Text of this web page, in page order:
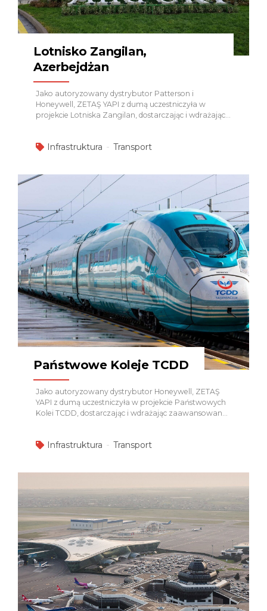
gaśniczym....
Infrastruktura Transport
Lotnisko Zangilan,
Azerbejdżan
Jako autoryzowany dystrybutor Patterson i
Honeywell, ZETAŞ YAPI z dumą uczestniczyła w
projekcie Lotniska Zangilan, dostarczając i wdrażając
międzynarodowymi standardami. W ramach tego
Pomp Pożarowych – Patterson Zapewniono
niezawodne i wysokowydajne zasilanie wodne dla
systemów przeciwpożarowych, wspierające szybką i
skuteczną reakcję w sytuacjach awaryjnych.
System Alarmu Pożarowego – Honeywell
Dostarczono zaawansowane rozwiązania
wykrywania, monitorowania oraz wczesnego
ostrzegania w celu zwiększenia bezpieczeństwa
pasażerów i niezawodności operacyjnej.
System
Gaszenia FM-200 – Honeywell Zabezpieczono
krytyczne i wysokowartościowe obszary techniczne
przy...
Infrastruktura Transport
Państwowe Koleje TCDD
Jako autoryzowany dystrybutor Honeywell, ZETAŞ
YAPI z dumą uczestniczyła w projekcie Państwowych
Kolei TCDD, dostarczając i wdrażając zaawansowane
standardami. W ramach tego strategicznie ważnego
bezpieczny i kontrolowany dostęp do obszarów
krytycznych, zwiększając bezpieczeństwo operacyjne
oraz ochronę infrastruktury.
Systemy CCTV –
Honeywell Dostarczono rozwiązania monitoringu
wizyjnego w wysokiej rozdzielczości dla ciągłego
nadzoru, zapobiegania incydentom oraz zwiększenia
bezpieczeństwa pasażerów.
System Alarmu
Pożarowego – Honeywell Wdrożono niezawodne
systemy wykrywania pożaru i wczesnego ostrzegania
w celu...